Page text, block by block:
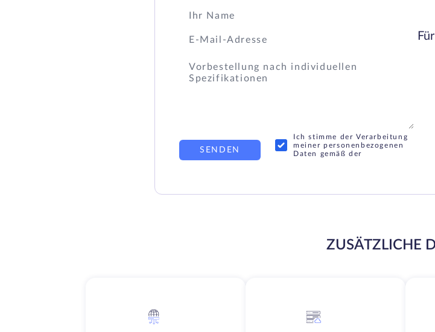
Ich stimme der Verarbeitung
meiner personenbezogenen
Daten gemäß der
SENDEN
ZUSÄTZLICHE